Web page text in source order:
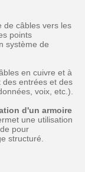
de câbles vers les
points
système de
en cuivre et à
entrées et des
voix, etc.).
d'un armoire
une utilisation
pour
structuré.